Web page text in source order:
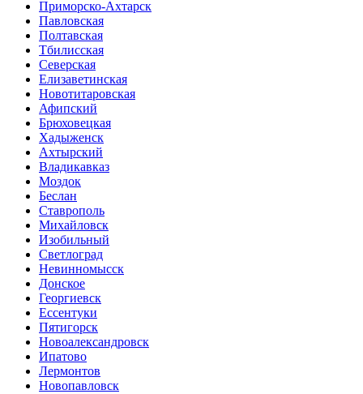
Приморско-Ахтарск
Павловская
Полтавская
Тбилисская
Северская
Елизаветинская
Новотитаровская
Афипский
Брюховецкая
Хадыженск
Ахтырский
Владикавказ
Моздок
Беслан
Ставрополь
Михайловск
Изобильный
Светлоград
Невинномысск
Донское
Георгиевск
Ессентуки
Пятигорск
Новоалександровск
Ипатово
Лермонтов
Новопавловск